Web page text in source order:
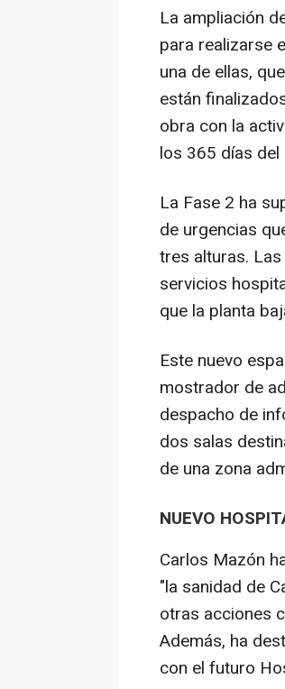
La ampliación
para realizarse
una de ellas,
están
obra con la
los 365 días del
La Fase 2 ha
de urgencias
tres alturas.
servicios
que la planta
Este nuevo
mostrador de
despacho de
dos salas
de una zona
NUEVO
Carlos Mazón
"la sanidad de
otras acciones
Además, ha
con el futuro